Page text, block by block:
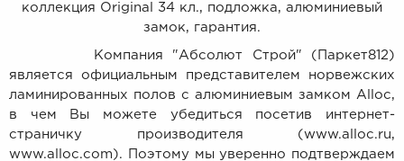
коллекция Original 34 кл., подложка, алюминиевый
замок, гарантия.
Компания "Абсолют Строй" (Паркет812)
является официальным представителем норвежских
ламинированных полов с алюминиевым замком Alloc,
в чем Вы можете убедиться посетив интернет-
страничку производителя (www.alloc.ru,
www.alloc.com). Поэтому мы уверенно подтверждаем